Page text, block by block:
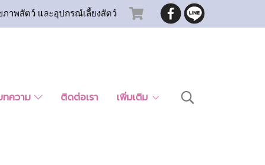
าพสัตว์ และอุปกรณ์เลี้ยงสัตว์
ทความ ติดต่อเรา เพิ่มเติม